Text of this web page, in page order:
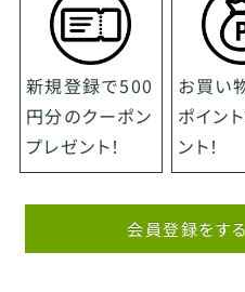
新規登録で500
円分のクーポン
プレゼント！
お買い
ポイン
ント！
会員登録をする